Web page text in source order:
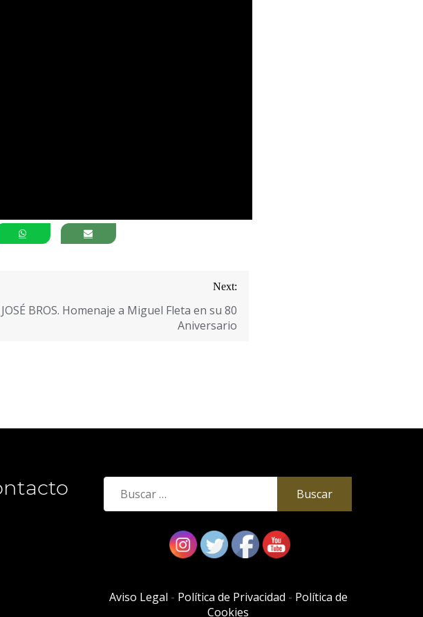
Next:
JOSÉ BROS. Homenaje a Miguel Fleta en su 80
Aniversario
Buscar:
Aviso Legal - Política de Privacidad - Política de
Cookies